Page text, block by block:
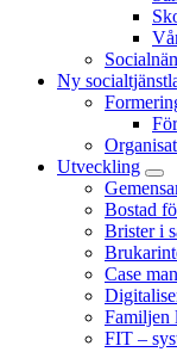
Ny
Utveckling
Bostad
Brister i
Case
Familjen
FIT –